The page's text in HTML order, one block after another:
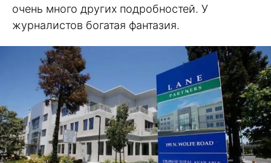
очень много других подробностей. У
журналистов богатая фантазия.